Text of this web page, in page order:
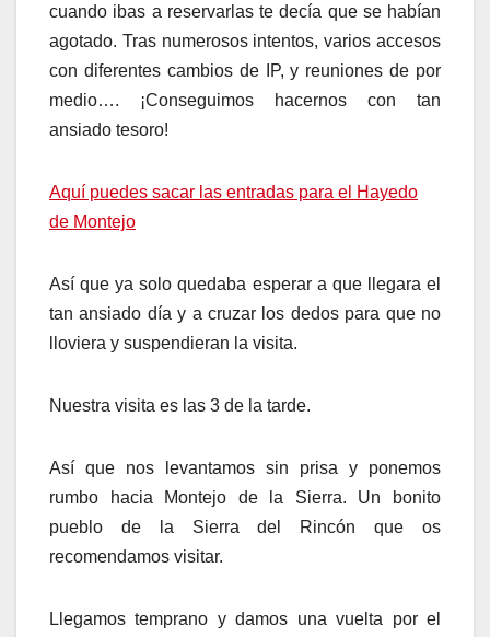
cuando ibas a reservarlas te decía que se habían
agotado. Tras numerosos intentos, varios accesos
con diferentes cambios de IP, y reuniones de por
medio…. ¡Conseguimos hacernos con tan
ansiado tesoro!
Aquí puedes sacar las entradas para el Hayedo
de Montejo
Así que ya solo quedaba esperar a que llegara el
tan ansiado día y a cruzar los dedos para que no
lloviera y suspendieran la visita.
Nuestra visita es las 3 de la tarde.
Así que nos levantamos sin prisa y ponemos
rumbo hacia Montejo de la Sierra. Un bonito
pueblo de la Sierra del Rincón que os
recomendamos visitar.
Llegamos temprano y damos una vuelta por el